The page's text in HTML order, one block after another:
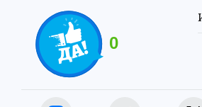
0